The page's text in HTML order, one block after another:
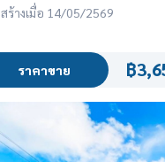
สร้างเมื่อ 14/05/2569
ราคาขาย ฿